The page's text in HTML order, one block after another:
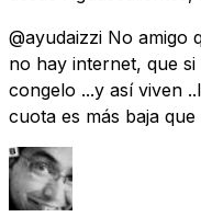
@ayudaizzi No amigo
no hay internet, que
congelo ...y así viven
cuota es más baja